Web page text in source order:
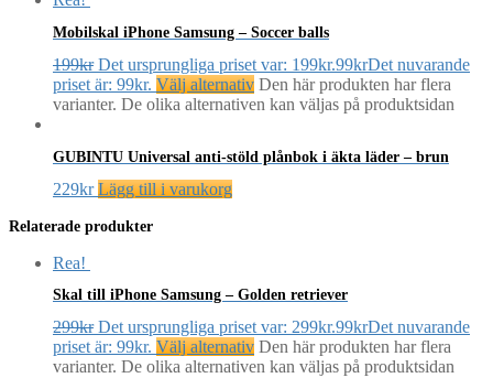
Mobilskal iPhone Samsung – Soccer balls
199kr Det ursprungliga priset var: 199kr.99krDet nuvarande
priset är: 99kr. Välj alternativ Den här produkten har flera
varianter. De olika alternativen kan väljas på produktsidan
GUBINTU Universal anti-stöld plånbok i äkta läder – brun
229kr Lägg till i varukorg
Relaterade produkter
Rea!
Skal till iPhone Samsung – Golden retriever
299kr Det ursprungliga priset var: 299kr.99krDet nuvarande
priset är: 99kr. Välj alternativ Den här produkten har flera
varianter. De olika alternativen kan väljas på produktsidan